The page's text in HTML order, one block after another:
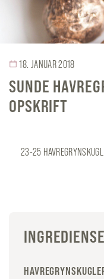
18. JANUAR 2018
SUNDE
OPSKRIFT
23-25